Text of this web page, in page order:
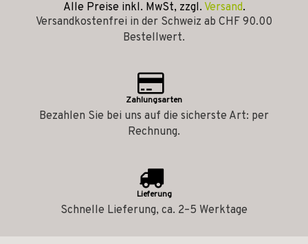
Alle Preise inkl. MwSt, zzgl. Versand.
Versandkostenfrei in der Schweiz ab CHF 90.00
Bestellwert.
Zahlungsarten
Bezahlen Sie bei uns auf die sicherste Art: per
Rechnung.
Lieferung
Schnelle Lieferung, ca. 2–5 Werktage